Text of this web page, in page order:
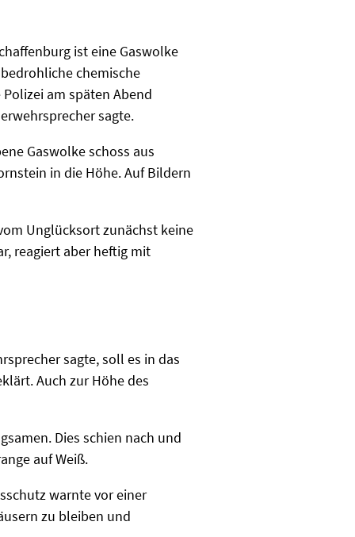
ist eine Gaswolke
chemische
am späten Abend
sagte.
Gaswolke schoss aus
in die Höhe. Auf Bildern
Unglücksort zunächst keine
reagiert aber heftig mit
sagte, soll es in das
Auch zur Höhe des
Dies schien nach und
auf Weiß.
warnte vor einer
zu bleiben und